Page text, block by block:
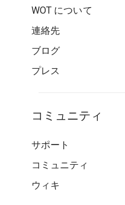
WOT について
連絡先
ブログ
プレス
コミュニティ
サポート
コミュニティ
ウィキ